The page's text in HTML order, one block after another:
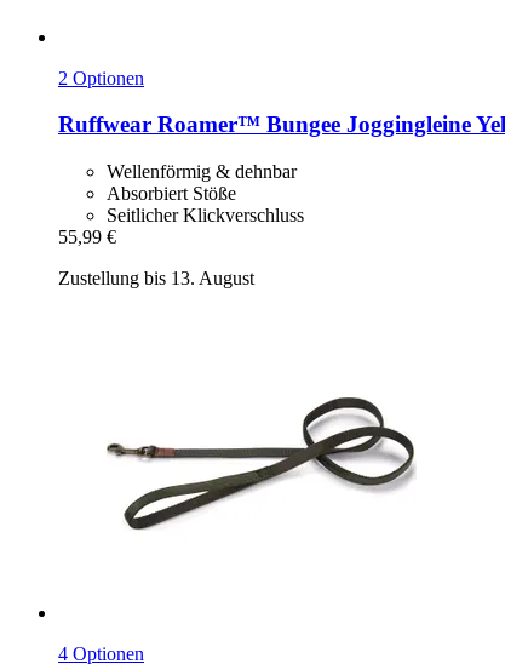
2 Optionen
Ruffwear Roamer™ Bungee Joggingleine
Wellenförmig & dehnbar
Absorbiert Stöße
Seitlicher Klickverschluss
55,99 €
Zustellung bis 13. August
4 Optionen